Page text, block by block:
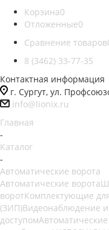
Корзина0
Отложенные0
Сравнение товаров
8 (3462) 33-77-35
Контактная информация
г. Сургут, ул.
info@lionix.ru
Главная
-
Каталог
-
Автоматические ворота
Автоматические ворота
воротКомплектующие
(ЗИП)Видеонаблюдение
доступом